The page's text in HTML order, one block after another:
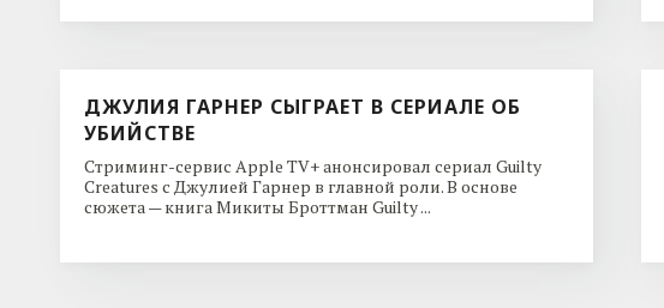
ДЖУЛИЯ ГАРНЕР СЫГРАЕТ В СЕРИАЛЕ ОБ
УБИЙСТВЕ
Стриминг-сервис Apple TV+ анонсировал сериал Guilty
Creatures с Джулией Гарнер в главной роли. В основе
сюжета — книга Микиты Броттман Guilty ...